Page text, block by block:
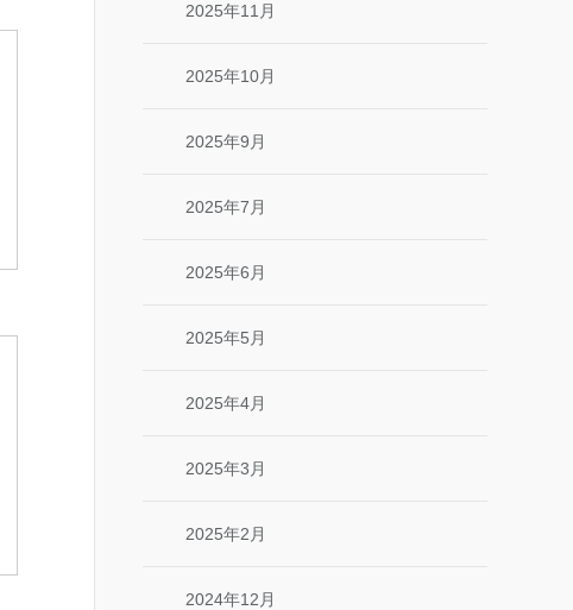
2025年11月
2025年10月
2025年9月
2025年7月
2025年6月
2025年5月
2025年4月
2025年3月
2025年2月
2024年12月